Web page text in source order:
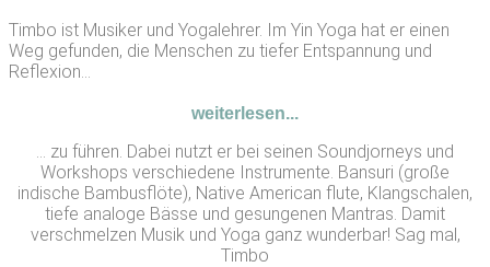
Timbo ist Musiker und Yogalehrer. Im Yin Yoga hat er einen
Weg gefunden, die Menschen zu tiefer Entspannung und
Reflexion...
weiterlesen...
… zu führen. Dabei nutzt er bei seinen Soundjorneys und
Workshops verschiedene Instrumente. Bansuri (große
indische Bambusflöte), Native American flute, Klangschalen,
tiefe analoge Bässe und gesungenen Mantras. Damit
verschmelzen Musik und Yoga ganz wunderbar! Sag mal,
Timbo